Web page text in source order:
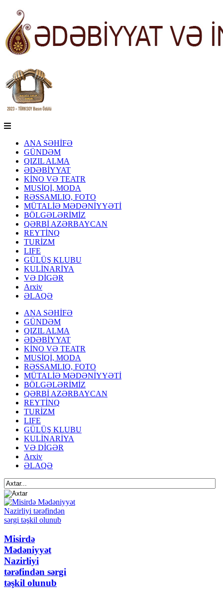
ANA SƏHİFƏ
GÜNDƏM
QIZIL ALMA
ƏDƏBİYYAT
KİNO VƏ TEATR
MUSİQİ, MODA
RƏSSAMLIQ, FOTO
MÜTALİƏ MƏDƏNİYYƏTİ
BÖLGƏLƏRİMİZ
QƏRBİ AZƏRBAYCAN
REYTİNQ
TURİZM
LIFE
GÜLÜŞ KLUBU
KULİNARİYA
VƏ DİGƏR
Arxiv
ƏLAQƏ
ANA SƏHİFƏ
GÜNDƏM
QIZIL ALMA
ƏDƏBİYYAT
KİNO VƏ TEATR
MUSİQİ, MODA
RƏSSAMLIQ, FOTO
MÜTALİƏ MƏDƏNİYYƏTİ
BÖLGƏLƏRİMİZ
QƏRBİ AZƏRBAYCAN
REYTİNQ
TURİZM
LIFE
GÜLÜŞ KLUBU
KULİNARİYA
VƏ DİGƏR
Arxiv
ƏLAQƏ
Misirdə
Mədəniyyət
Nazirliyi
tərəfindən sərgi
təşkil olunub